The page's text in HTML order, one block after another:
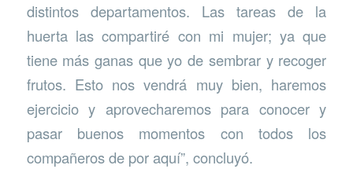
distintos departamentos. Las tareas de la
huerta las compartiré con mi mujer; ya que
tiene más ganas que yo de sembrar y recoger
frutos. Esto nos vendrá muy bien, haremos
ejercicio y aprovecharemos para conocer y
pasar buenos momentos con todos los
compañeros de por aquí”, concluyó.